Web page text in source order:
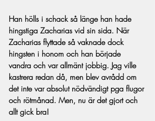
Han hölls i schack så länge han hade
hingstiga Zacharias vid sin sida. När
Zacharias flyttade så vaknade dock
hingsten i honom och han började
vandra och var allmänt jobbig. Jag ville
kastrera redan då, men blev avrådd om
det inte var absolut nödvändigt pga flugor
och rötmånad. Men, nu är det gjort och
allt gick bra!